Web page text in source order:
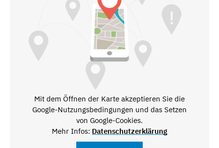
Mit dem Öffnen der Karte akzeptieren Sie die
Google-Nutzungsbedingungen und das Setzen
von Google-Cookies.
Mehr Infos: Datenschutzerklärung